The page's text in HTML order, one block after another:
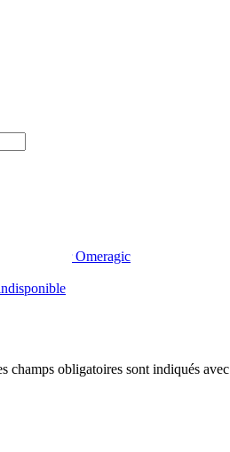
Bâle pour Omeragic
champs obligatoires sont indiqués avec